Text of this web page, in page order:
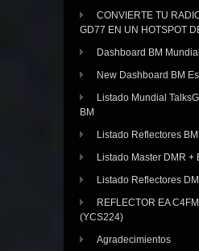
CONVIERTE TU
GD77 EN UN HOTSPOT
Dashboard BM
New Dashboard BM
Listado Mundial
BM
Listado Reflectores BM
Listado Master DMR +
Listado Reflectores
REFLECTOR EA
(YCS224)
Agradecimientos